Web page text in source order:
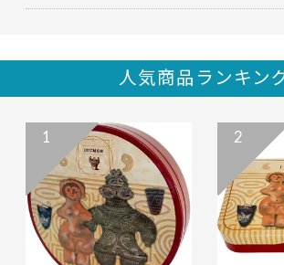
人気商品ランキン
1 2